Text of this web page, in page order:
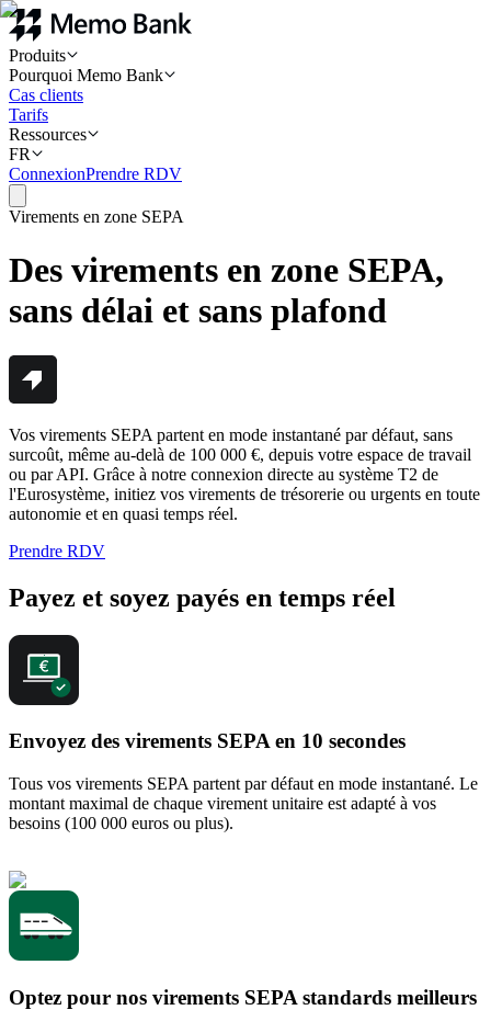
Produits
Pourquoi Memo Bank
Cas clients
Tarifs
Ressources
FR
ConnexionPrendre RDV
Virements en zone SEPA
Des virements en zone SEPA,
sans délai et sans plafond
Vos virements SEPA partent en mode instantané par défaut, sans
surcoût, même au-delà de 100 000 €, depuis votre espace de travail
ou par API. Grâce à notre connexion directe au système T2 de
l'Eurosystème, initiez vos virements de trésorerie ou urgents en toute
autonomie et en quasi temps réel.
Prendre RDV
Payez et soyez payés en temps réel
Envoyez des virements SEPA en 10 secondes
Tous vos virements SEPA partent par défaut en mode instantané. Le
montant maximal de chaque virement unitaire est adapté à vos
besoins (100 000 euros ou plus).
Optez pour nos virements SEPA standards meilleurs